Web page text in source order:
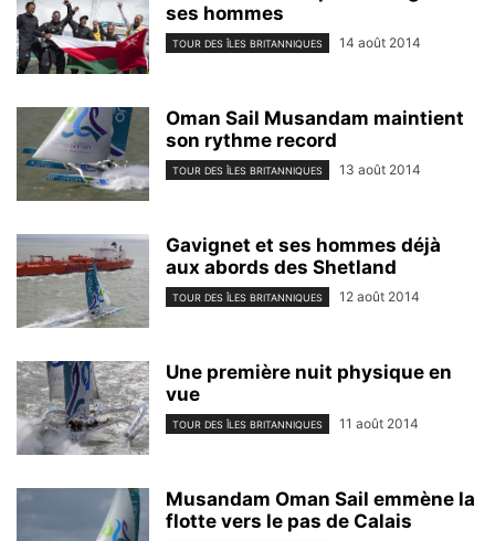
ses hommes
TOUR DES ÎLES BRITANNIQUES 14 août 2014
Oman Sail Musandam maintient
son rythme record
TOUR DES ÎLES BRITANNIQUES 13 août 2014
Gavignet et ses hommes déjà
aux abords des Shetland
TOUR DES ÎLES BRITANNIQUES 12 août 2014
Une première nuit physique en
vue
TOUR DES ÎLES BRITANNIQUES 11 août 2014
Musandam Oman Sail emmène la
flotte vers le pas de Calais